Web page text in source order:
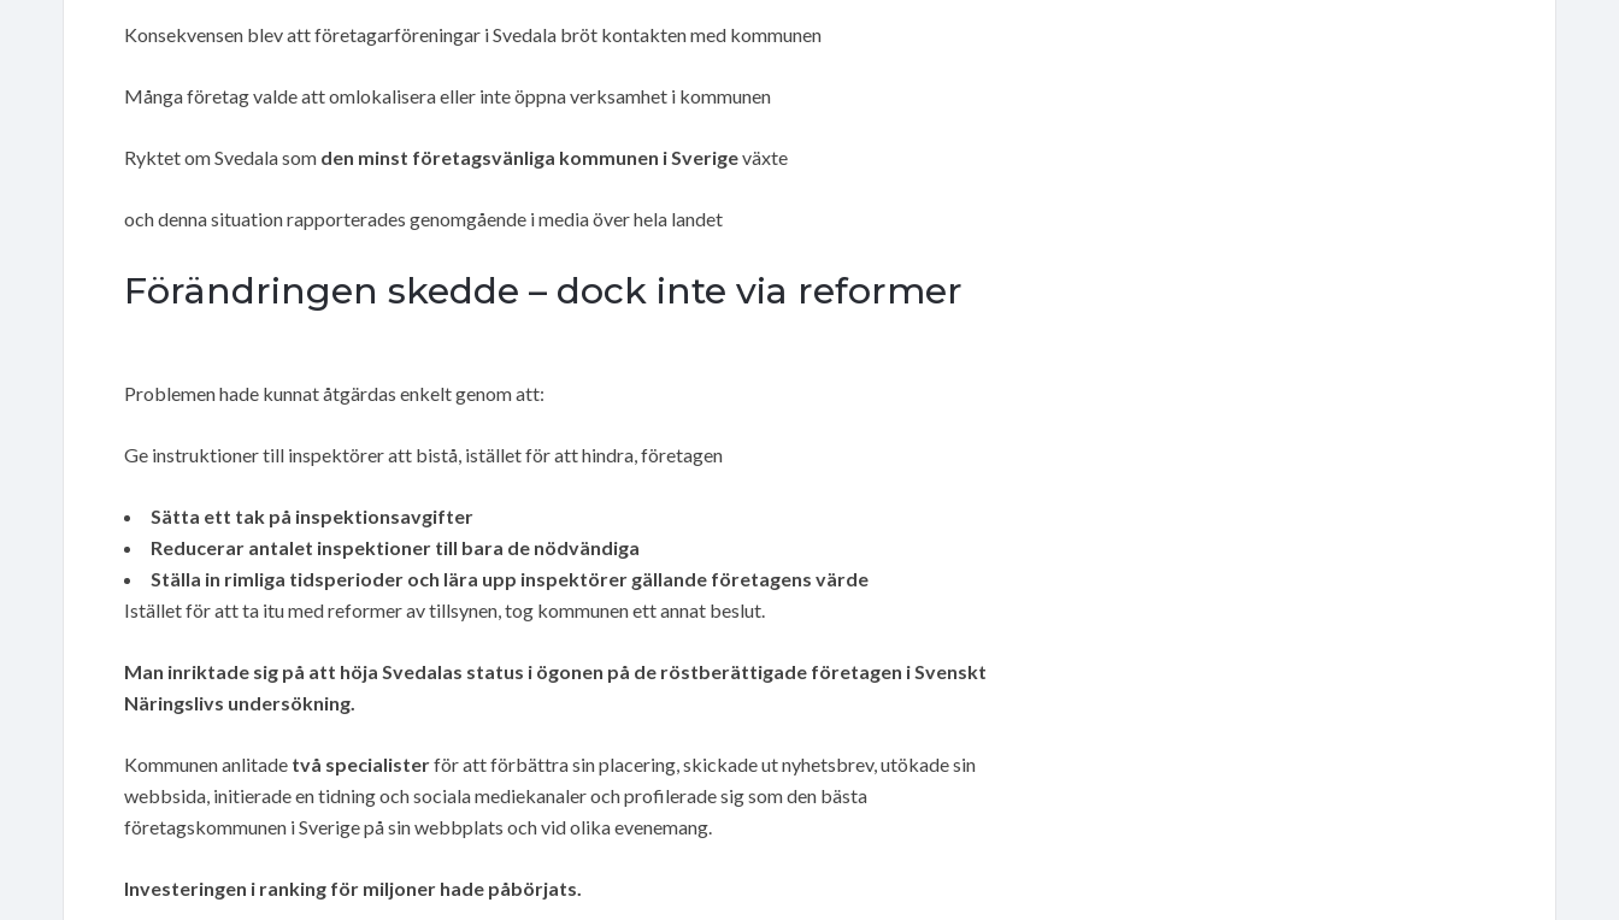
Konsekvensen blev att företagarföreningar i Svedala bröt kontakten med kommunen
Många företag valde att omlokalisera eller inte öppna verksamhet i kommunen
Ryktet om Svedala som den minst företagsvänliga kommunen i Sverigeväxte
och denna situation rapporterades genomgående i media över hela landet
Förändringen skedde – dock inte via reformer
Problemen hade kunnat åtgärdas enkelt genom att:
Ge instruktioner till inspektörer att bistå, istället för att hindra, företagen
Sätta ett tak på inspektionsavgifter
Reducerar antalet inspektioner till bara de nödvändiga
Ställa in rimliga tidsperioder och lära upp inspektörer gällande företagens värde
Istället för att ta itu med reformer av tillsynen, tog kommunen ett annat beslut.
Man inriktade sig på att höja Svedalas status i ögonen på de röstberättigade företagen i Svenskt
Näringslivs undersökning.
Kommunen anlitade två specialisterför att förbättra sin placering, skickade ut nyhetsbrev, utökade sin
webbsida, initierade en tidning och sociala mediekanaler och profilerade sig som den bästa
företagskommunen i Sverige på sin webbplats och vid olika evenemang.
Investeringen i ranking för miljoner hade påbörjats.